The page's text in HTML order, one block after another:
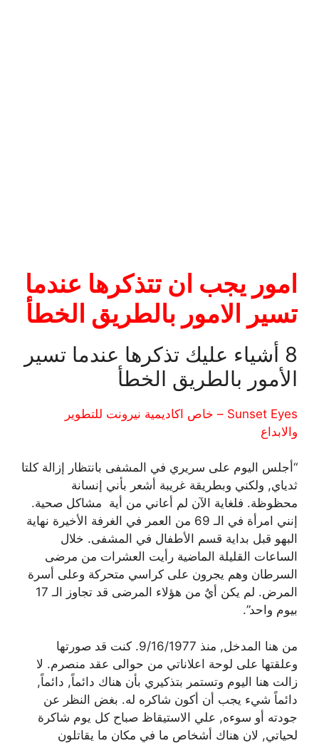
امور يجب ان تتذكرها عندما
تسير الامور بالطريق الخطأ
8 أشياء عليك تذكرها عندما تسير
الأمور بالطريق الخطأ
Sunset Eyes – خاص اكاديمية نيرونت للتطوير
والابداع
“أجلس اليوم على سريري في المشفى بانتظار إزالة كلتا
ثدياي, ولكني وبطريقة غريبة أشعر بأني إنسانة
محظوظة. فلغاية الآن لم أعاني من أية مشاكل صحية.
إنني امرأة في الـ 69 من العمر في الغرفة الأخيرة نهاية
البهو قبل بداية قسم الأطفال في المشفى. خلال
الساعات القليلة الماضية رأيت العشرات من مرضى
السرطان وهم يجرون على كراسي متحركة وعلى أسرة
المرض. لم يكن أيٌ من هؤلاء المرضى قد تجاوز الـ 17
بيوم واحد”.
من هنا المدخل, منذ 9/16/1977. كنت قد صورتها
وعلقتها على لوحة اعلاناتي من حوالى عقد منصرم. لا
زالت هنا اليوم وتستمر بتذكيري بأن هناك دائماً, دائماً,
دائماً شيء يجب أن أكون شاكره له. بغض النظر عن
جودته أو سوءه, علي الاستيقاظ صباح كل يوم شاكرة
لحياتي, لان هناك أشخاص ما في مكان ما يقاتلون